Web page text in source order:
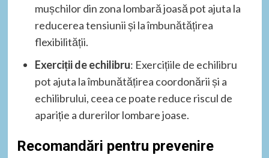
mușchilor din zona lombară joasă pot ajuta la
reducerea tensiunii și la îmbunătățirea
flexibilității.
Exerciții de echilibru: Exercițiile de echilibru
pot ajuta la îmbunătățirea coordonării și a
echilibrului, ceea ce poate reduce riscul de
apariție a durerilor lombare joase.
Recomandări pentru prevenire